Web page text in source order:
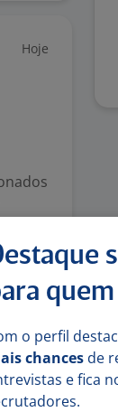
Hoje
Hoje
o perfil
chances de
e fica